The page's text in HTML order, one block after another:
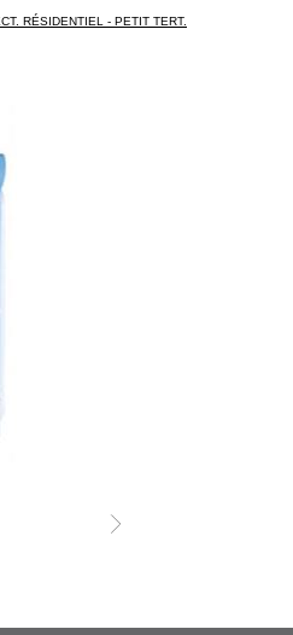
RÉSIDENTIEL - PETIT TERT.